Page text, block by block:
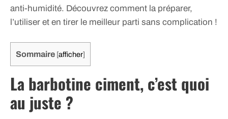
anti-humidité. Découvrez comment la préparer,
l’utiliser et en tirer le meilleur parti sans complication !
Sommaire [afficher]
La barbotine ciment, c’est quoi
au juste ?